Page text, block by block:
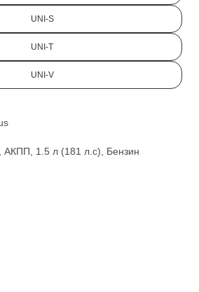
UNI-S
UNI-T
UNI-V
АКПП, 1.5 л (181 л.с), Бензин